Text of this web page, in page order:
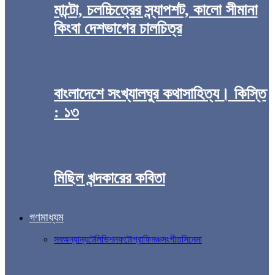
মান্টো, চলচ্চিত্রের স্ন্যাপশট, কালো সীমানা
কিংবা দেশভাগের চালচিত্র
বাংলাদেশে সংখ্যালঘুর কথাসাহিত্য। কিস্তি
: ১৩
মিছিল খন্দকারের কবিতা
গণমাধ্যম
সবঅন্যান্যটেলিভিশনফটোগ্রাফিমঞ্চসংগীতসিনেমা